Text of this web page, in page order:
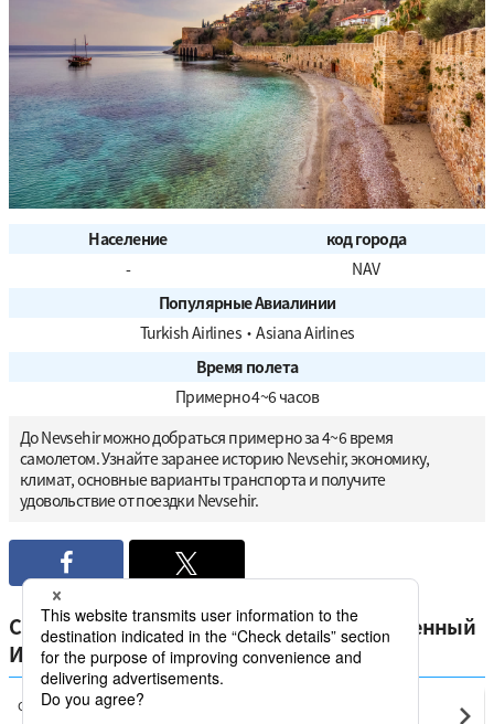
Население
код города
-
NAV
Популярные Авиалинии
Turkish Airlines ・Asiana Airlines
Время полета
Примерно 4~6 часов
До Nevsehir можно добраться примерно за 4~6 время
самолетом. Узнайте заранее историю Nevsehir, экономику,
климат, основные варианты транспорта и получите
удовольствие от поездки Nevsehir.
Сравните самые низкие цены на отечественный
Индейка от Nevsehir
Стамбул Nevsehir(NAV)